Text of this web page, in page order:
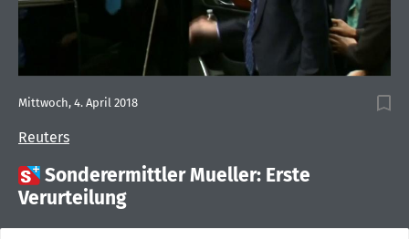
Reuters
Mittwoch, 4. April 2018
Sonderermittler Mueller: Erste
Verurteilung